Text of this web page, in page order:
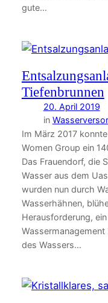
gute…
Tiefenbrunnen
20. April 2019
in
Im März 2017
Women Group ein
Das Frauendorf, die
Wasser aus dem
wurden nun durch
Wasserhähnen,
Herausforderung,
des Wassers…